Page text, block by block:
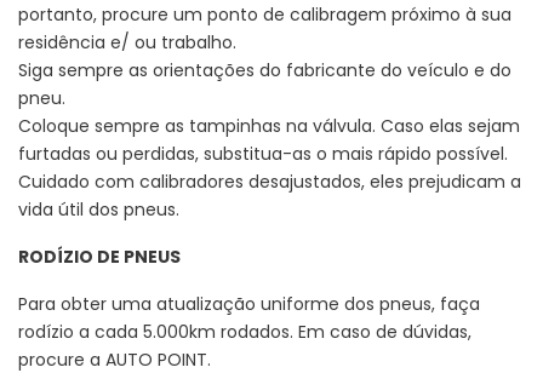
portanto, procure um ponto de calibragem próximo à sua
residência e/ ou trabalho.
Siga sempre as orientações do fabricante do veículo e do
pneu.
Coloque sempre as tampinhas na válvula. Caso elas sejam
furtadas ou perdidas, substitua-as o mais rápido possível.
Cuidado com calibradores desajustados, eles prejudicam a
vida útil dos pneus.
RODÍZIO DE PNEUS
Para obter uma atualização uniforme dos pneus, faça
rodízio a cada 5.000km rodados. Em caso de dúvidas,
procure a AUTO POINT.